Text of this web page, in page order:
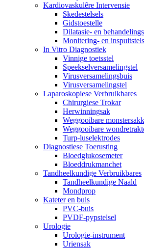
Kardiovaskulêre Intervensie
Skedestelsels
Gidstoestelle
Dilatasie- en
Monitering- en
In Vitro Diagnostiek
Vinnige toetsstel
Speekselversamelingstel
Virusversamelingsbuis
Virusversamelingstel
Laparoskopiese Verbruikbares
Chirurgiese Trokar
Herwinningsak
Weggooibare
Weggooibare
Turp-luselektrodes
Diagnostiese Toerusting
Bloedglukosemeter
Bloeddrukmanchet
Tandheelkundige Verbruikbares
Tandheelkundige Naald
Mondprop
Kateter en buis
PVC-buis
PVDF-pypstelsel
Urologie
Urologie-instrument
Uriensak